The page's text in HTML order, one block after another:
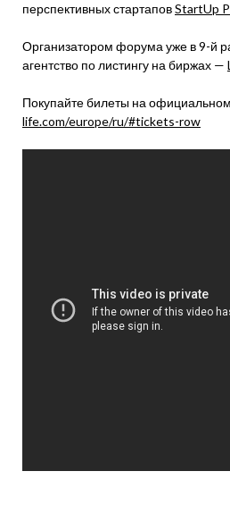
перспективных стартаповStartUp
Организатором форума уже в 9-й
агентство по листингу на биржах —
Покупайте билеты на
life.com/europe/ru/#tickets-row